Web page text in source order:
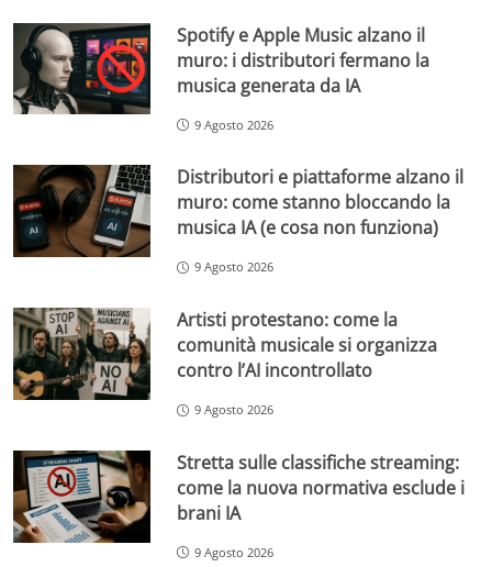
Spotify e Apple Music alzano il
muro: i distributori fermano la
musica generata da IA
9 Agosto 2026
Distributori e piattaforme alzano il
muro: come stanno bloccando la
musica IA (e cosa non funziona)
9 Agosto 2026
Artisti protestano: come la
comunità musicale si organizza
contro l’AI incontrollato
9 Agosto 2026
Stretta sulle classifiche streaming:
come la nuova normativa esclude i
brani IA
9 Agosto 2026